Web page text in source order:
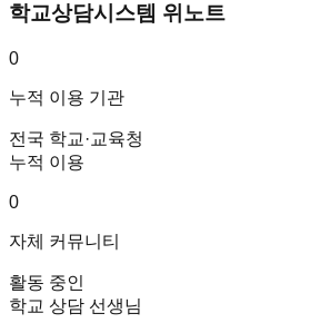
학교상담시스템 위노트
0
누적 이용 기관
전국 학교·교육청
누적 이용
0
자체 커뮤니티
활동 중인
학교 상담 선생님